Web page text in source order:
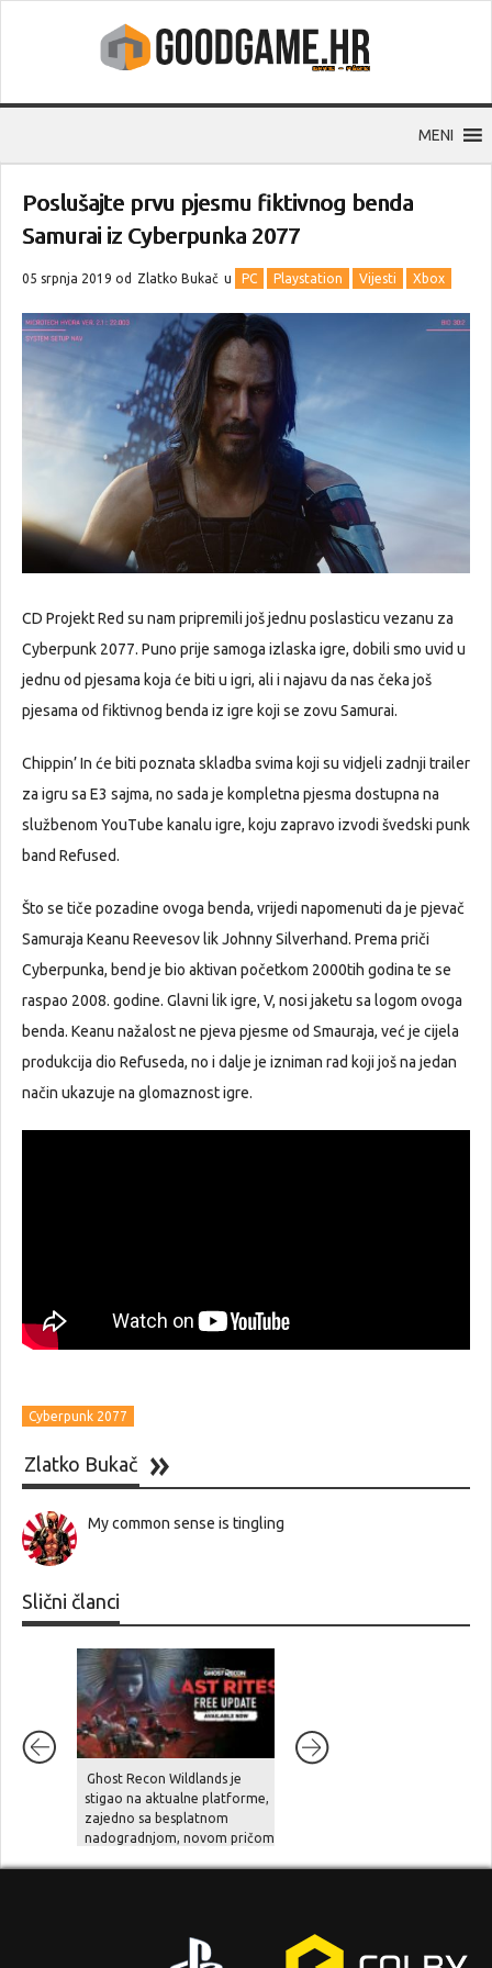
MENI
Poslušajte prvu pjesmu fiktivnog benda
Samurai iz Cyberpunka 2077
05 srpnja 2019 od Zlatko Bukač u PC Playstation Vijesti Xbox
CD Projekt Red su nam pripremili još jednu poslasticu vezanu za
Cyberpunk 2077. Puno prije samoga izlaska igre, dobili smo uvid u
jednu od pjesama koja će biti u igri, ali i najavu da nas čeka još
pjesama od fiktivnog benda iz igre koji se zovu Samurai.
Chippin’ In će biti poznata skladba svima koji su vidjeli zadnji trailer
za igru sa E3 sajma, no sada je kompletna pjesma dostupna na
službenom YouTube kanalu igre, koju zapravo izvodi švedski punk
band Refused.
Što se tiče pozadine ovoga benda, vrijedi napomenuti da je pjevač
Samuraja Keanu Reevesov lik Johnny Silverhand. Prema priči
Cyberpunka, bend je bio aktivan početkom 2000tih godina te se
raspao 2008. godine. Glavni lik igre, V, nosi jaketu sa logom ovoga
benda. Keanu nažalost ne pjeva pjesme od Smauraja, već je cijela
produkcija dio Refuseda, no i dalje je izniman rad koji još na jedan
način ukazuje na glomaznost igre.
Cyberpunk 2077
Zlatko Bukač
My common sense is tingling
Slični članci
Ghost Recon Wildlands je
stigao na aktualne platforme,
zajedno sa besplatnom
nadogradnjom, novom pričom